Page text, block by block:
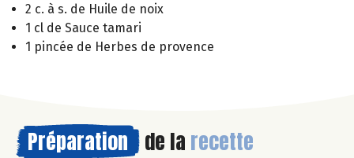
2 c. à s. de Huile de noix
1 cl de Sauce tamari
1 pincée de Herbes de provence
Préparation de la recette